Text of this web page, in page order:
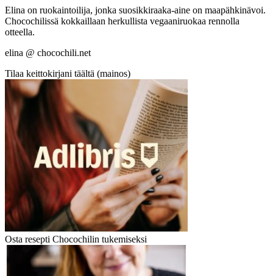
Elina on ruokaintoilija, jonka suosikkiraaka-aine on maapähkinävoi.
Chocochilissä kokkaillaan herkullista vegaaniruokaa rennolla
otteella.
elina @ chocochili.net
Tilaa keittokirjani täältä (mainos)
Osta resepti Chocochilin tukemiseksi